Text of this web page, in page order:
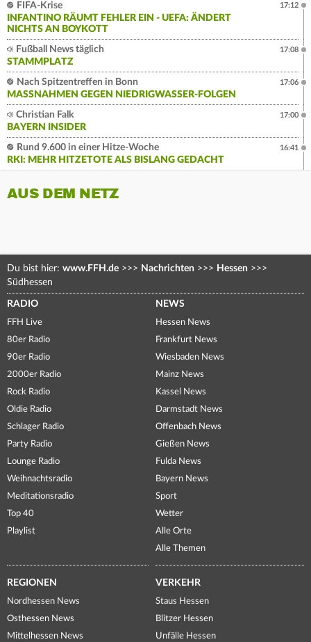
FIFA-Krise
INFANTINO RÄUMT FEHLER EIN - UEFA: ÄNDERT
NICHTS AN BOYKOTT
17:12
Fußball News täglich
STAMMPLATZ
17:08
Nach Spitzentreffen in Bonn
MASSNAHMEN GEGEN NIEDRIGWASSER-FOLGEN
17:06
Christian Falk
BAYERN INSIDER
17:00
Rund 9.600 in einer Hitze-Woche
RKI: MEHR HITZETOTE ALS BISLANG GEDACHT
16:41
AUS DEM NETZ
Du bist hier: www.FFH.de >>> Nachrichten >>> Hessen >>>
Südhessen
RADIO
FFH Live
80er Radio
90er Radio
2000er Radio
Rock Radio
Oldie Radio
Schlager Radio
Party Radio
Lounge Radio
Weihnachtsradio
Meditationsradio
Top 40
Playlist
NEWS
Hessen News
Frankfurt News
Wiesbaden News
Mainz News
Kassel News
Darmstadt News
Offenbach News
Gießen News
Fulda News
Bayern News
Sport
Wetter
Alle Orte
Alle Themen
REGIONEN
Nordhessen News
Osthessen News
Mittelhessen News
VERKEHR
Staus Hessen
Blitzer Hessen
Unfälle Hessen